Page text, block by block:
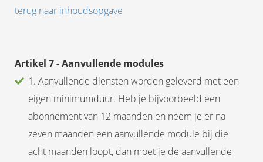
terug naar inhoudsopgave
Artikel 7 - Aanvullende modules
1. Aanvullende diensten worden geleverd met een
eigen minimumduur. Heb je bijvoorbeeld een
abonnement van 12 maanden en neem je er na
zeven maanden een aanvullende module bij die
acht maanden loopt, dan moet je de aanvullende